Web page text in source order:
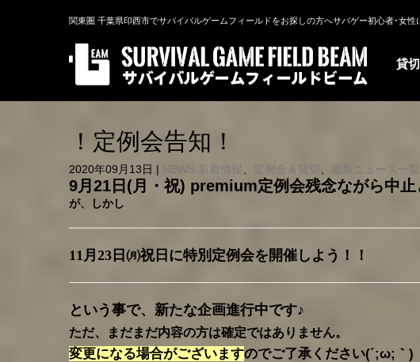
関東圏 千葉県印西市でサバイバルゲームフィールドをお探しの方へサバゲー初心者･女
貸
！定例会告知！
2020年09月13日 NEWS 新着情報 定例会＆貸切 最新ニュース一覧
9月21日(月・祝) premium定例会残念ながら中止
が、しかし
11月23日㈪祝日に特別定例会を開催しよう！！
という事で、新たな企画進行中です♪
ただ、まだまだ内容の方は確定ではありません。
変更になる場合がございますのでご了承ください(´;ω;｀)